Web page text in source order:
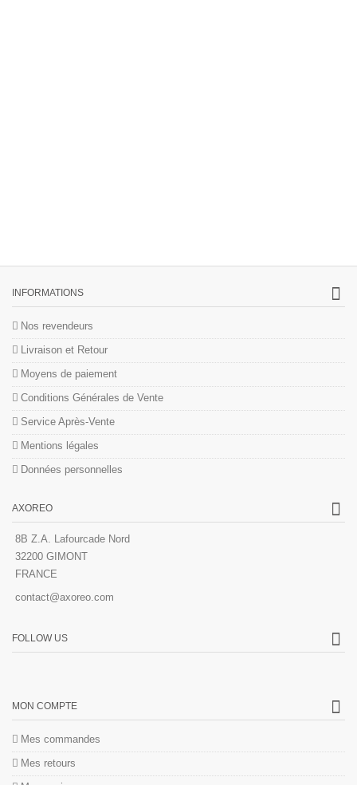
INFORMATIONS
Nos revendeurs
Livraison et Retour
Moyens de paiement
Conditions Générales de Vente
Service Après-Vente
Mentions légales
Données personnelles
AXOREO
8B Z.A. Lafourcade Nord
32200 GIMONT
FRANCE
contact@axoreo.com
FOLLOW US
MON COMPTE
Mes commandes
Mes retours